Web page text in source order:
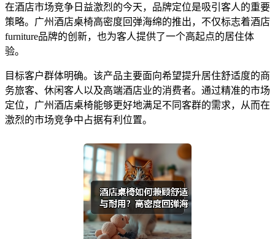
在酒店市场竞争日益激烈的今天，品牌定位是吸引客人的重要
策略。广州酒店桌椅高密度回弹海绵的推出，不仅标志着酒店
furniture品牌的创新，也为客人提供了一个高起点的居住体
验。
目标客户群体明确。该产品主要面向希望提升居住舒适度的商
务旅客、休闲客人以及高端酒店业的消费者。通过精准的市场
定位，广州酒店桌椅能够更好地满足不同客群的需求，从而在
激烈的市场竞争中占据有利位置。